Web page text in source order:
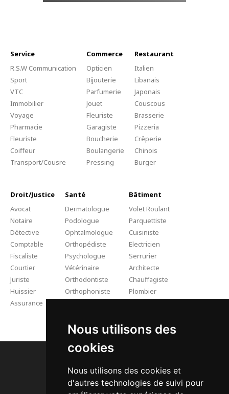
Nous utilisons des
cookies
Nous utilisons des cookies et
d'autres technologies de suivi pour
Service
R.S.W Communication
Sport
VTC
Immobilier
Voyage
Pharmacie
Fleuriste
Coiffeur
Transport/Cousre
Commerce
Opticien
Bijouterie
Parfumerie
Jouet
Fleuriste
Garagiste
Boucherie
Boulangerie
Pressing
Restaurant
Italien
Libanais
Japonais
Couscous
Brasserie
Pizzeria
Crêperie
Chinois
Burger
Droit/Justice
Avocat
Notaire
Détective
Comptable
Fiscaliste
Courtier
Juriste
Huissier
Assurance
Santé
Dermatologue
Podologue
Ophtalmologue
Orthopédiste
Psychologue
Vétérinaire
Orthodontiste
Orthophoniste
Bâtiment
Volet Roulant
Parquettiste
Cuisiniste
Electricien
Serrurier
Architecte
Chauffagiste
Plombier